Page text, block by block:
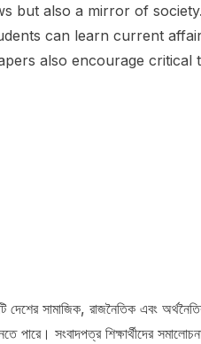
but also a mirror of
can learn current
also encourage critical
সামাজিক, রাজনৈতিক এবং
পারে। সংবাদপত্র শিক্ষার্থীদের